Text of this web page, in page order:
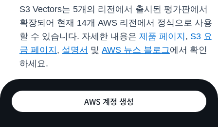
S3 Vectors는 5개의 리전에서 출시된 평가판에서
확장되어 현재 14개 AWS 리전에서 정식으로 사용
할 수 있습니다. 자세한 내용은 제품 페이지 , S3 요
금 페이지 , 설명서 및 AWS 뉴스 블로그에서 확인
하세요.
AWS 계정 생성